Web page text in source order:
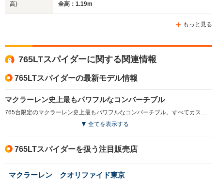
WLTCモード
燃費
排気量
-m
-
3994cc
-
MR
高)
全高：1.19m
もっと見る
765LTスパイダーに関する関連情報
765LTスパイダーの最新モデル情報
マクラーレン史上最もパワフルなコンバーチブル
765台限定のマクラーレン史上最もパワフルなコンバーチブル。すべてカスタマーオーダーで生産され、各車両にナンバリングが与えられる。「LT」とはロングテールの略称で、引き延ばされたロングテールには、アクティブリアウィングが備えられる。ルーフは、一体型の電動カーボンファイバー製リトラクタブルハードトップが用いられ、わずか11秒での開閉が可能。さらに時速50km/hまで開閉できる。高性能の軽量素材が隅々にまで採用され、ボディコンポーネントにはカーボンファイバーが用いられる。エンジンは、最高出力765ps／最大トルク800N・mを発生する4L V8ツインターボで、ギアレシオが見直された「7速SSG」ギアとの組み合わせで、0-100km/h加速2.8秒を実現する。（2021.7）
全てを表示する
765LTスパイダーを扱う注目販売店
マクラーレン クオリファイド東京